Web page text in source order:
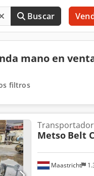
Buscar
mano en
filtros
Maastricht
Metso Belt